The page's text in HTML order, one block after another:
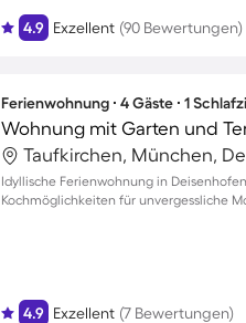
4.9 Exzellent (90 Bewertungen)
Ferienwohnung ∙ 4 Gäste ∙ 1
Wohnung mit Garten und
Taufkirchen, München,
Idyllische Ferienwohnung in
Kochmöglichkeiten für unvergessliche
4.9 Exzellent (7 Bewertungen)